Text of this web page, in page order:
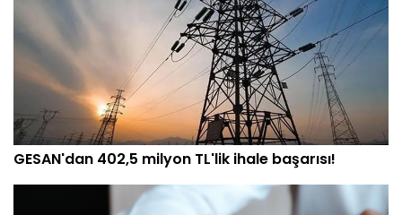
GESAN'dan 402,5 milyon TL'lik ihale başarısı!